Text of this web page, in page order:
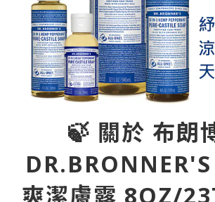
🍃 關於 布朗
爽潔膚露 8OZ/